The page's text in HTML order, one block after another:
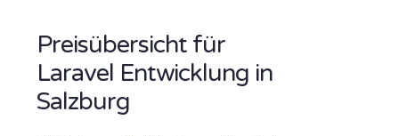
Preisübersicht für
Laravel Entwicklung in
Salzburg